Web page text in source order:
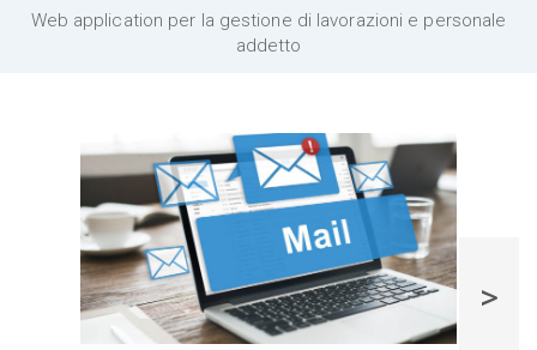
Web application per la gestione di lavorazioni e personale
addetto
>